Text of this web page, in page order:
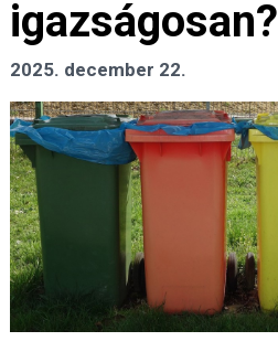
igazságosan?
2025. december 22.